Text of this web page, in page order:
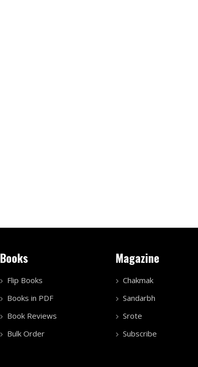
Books
Flip Books
Books in PDF
Book Reviews
Bulk Order
Magazine
Chakmak
Sandarbh
Srote
Subscribe